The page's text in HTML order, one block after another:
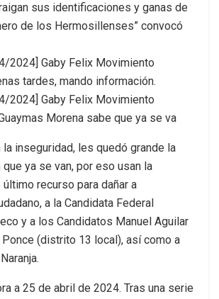
sus identificaciones y ganas de
de los Hermosillenses” convocó
2024] Gaby Felix Movimiento
tardes, mando información.
2024] Gaby Felix Movimiento
Morena sabe que ya se va
la inseguridad, les quedó grande la
ya se van, por eso usan la
recurso para dañar a
a la Candidata Federal
y a los Candidatos Manuel Aguilar
(distrito 13 local), así como a
a 25 de abril de 2024. Tras una serie